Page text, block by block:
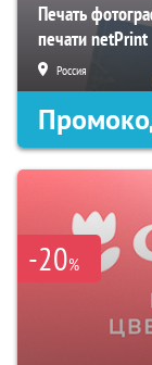
Печать
печати netPrint
Россия
-20%